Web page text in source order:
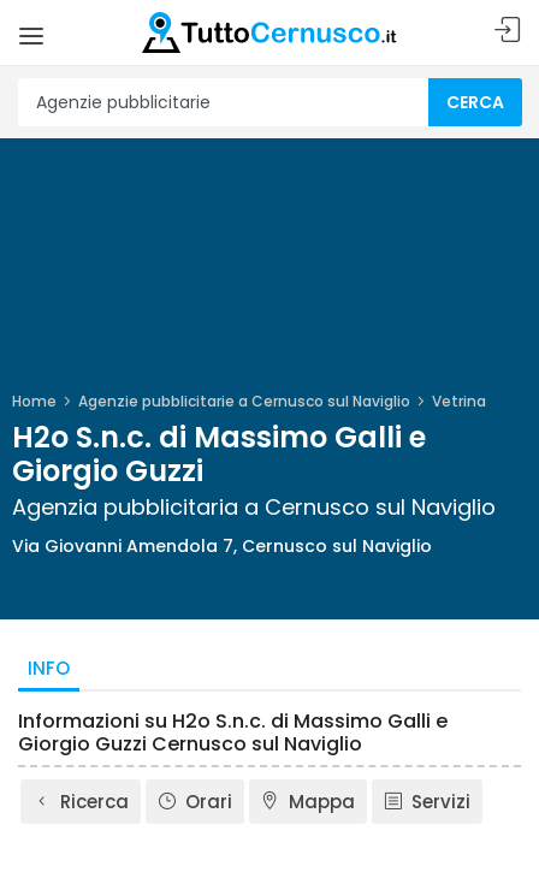
CERCA
Home Agenzie pubblicitarie a Cernusco sul Naviglio Vetrina
H2o S.n.c. di Massimo Galli e
Giorgio Guzzi
Agenzia pubblicitaria a Cernusco sul Naviglio
Via Giovanni Amendola 7, Cernusco sul Naviglio
INFO
Informazioni su H2o S.n.c. di Massimo Galli e
Giorgio Guzzi Cernusco sul Naviglio
Ricerca Orari Mappa Servizi